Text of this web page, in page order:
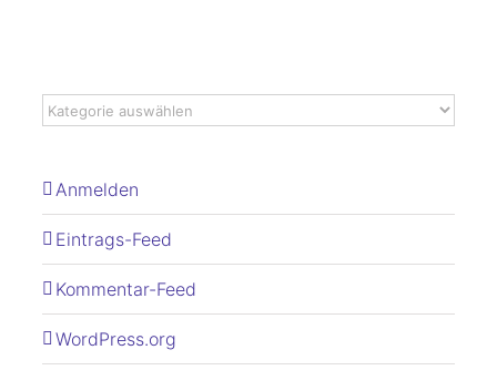
Anmelden
Eintrags-Feed
Kommentar-Feed
WordPress.org